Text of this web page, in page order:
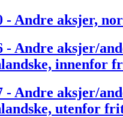
- Andre aksjer,
- Andre aksjer/
innenfor
- Andre aksjer/
utenfor